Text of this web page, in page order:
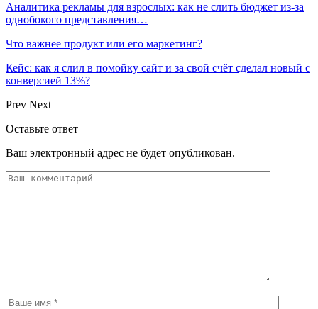
Аналитика рекламы для взрослых: как не слить бюджет из-за
однобокого представления…
Что важнее продукт или его маркетинг?
Кейс: как я слил в помойку сайт и за свой счёт сделал новый с
конверсией 13%?
Prev Next
Оставьте ответ
Ваш электронный адрес не будет опубликован.